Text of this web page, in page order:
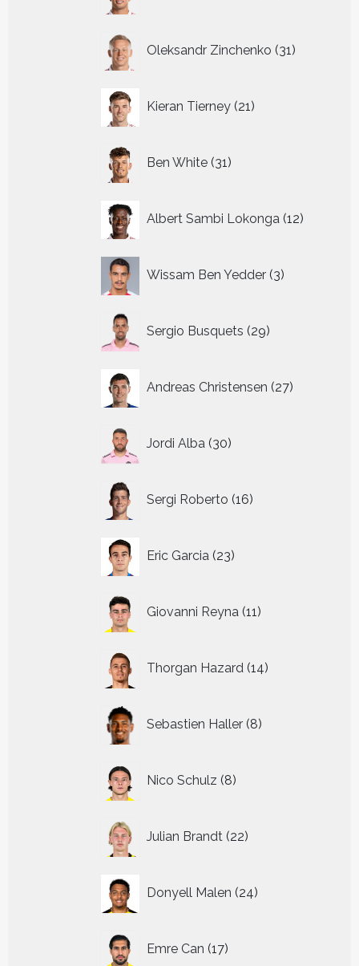
Oleksandr Zinchenko 31
producten
Kieran Tierney 21
producten
Ben White 31
producten
Albert Sambi Lokonga 12
Wissam Ben Yedder 3
producten
Sergio Busquets 29
producten
Andreas Christensen 27
producten
Jordi Alba 30
producten
Sergi Roberto 16
producten
Eric Garcia 23
producten
Giovanni Reyna 11
producten
Thorgan Hazard 14
producten
Sebastien Haller 8
producten
Nico Schulz 8
producten
Julian Brandt 22
producten
Donyell Malen 24
producten
Emre Can 17
producten